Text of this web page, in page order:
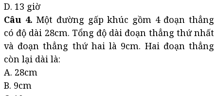
D. 13 giờ
Câu 4. Một đường gấp khúc gồm 4 đoạn thẳng
có độ dài 28cm. Tổng độ dài đoạn thẳng thứ nhất
và đoạn thẳng thứ hai là 9cm. Hai đoạn thẳng
còn lại dài là:
A. 28cm
B. 9cm